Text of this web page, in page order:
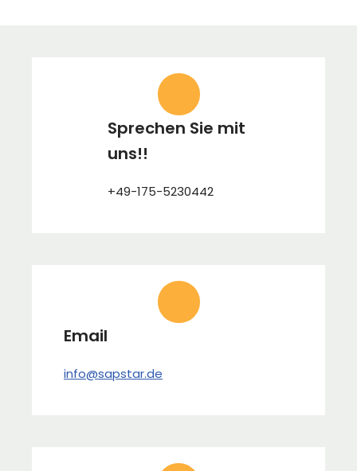
Sprechen Sie mit
uns!!
+49-175-5230442
Email
info@sapstar.de